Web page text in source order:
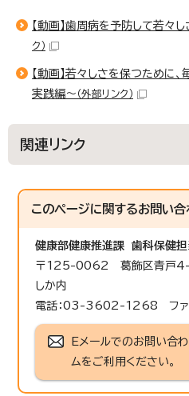
【動画】歯周病を予防して若々
ク）
【動画】若々しさを保つために
実践編～ （外部リンク）
関連リンク
このページに関するお問い合
健康部健康推進課 歯科保健担
〒125-0062 葛飾区青戸
しか内
電話：03-3602-1268 フ
Eメールでのお問い合
ムをご利用ください。